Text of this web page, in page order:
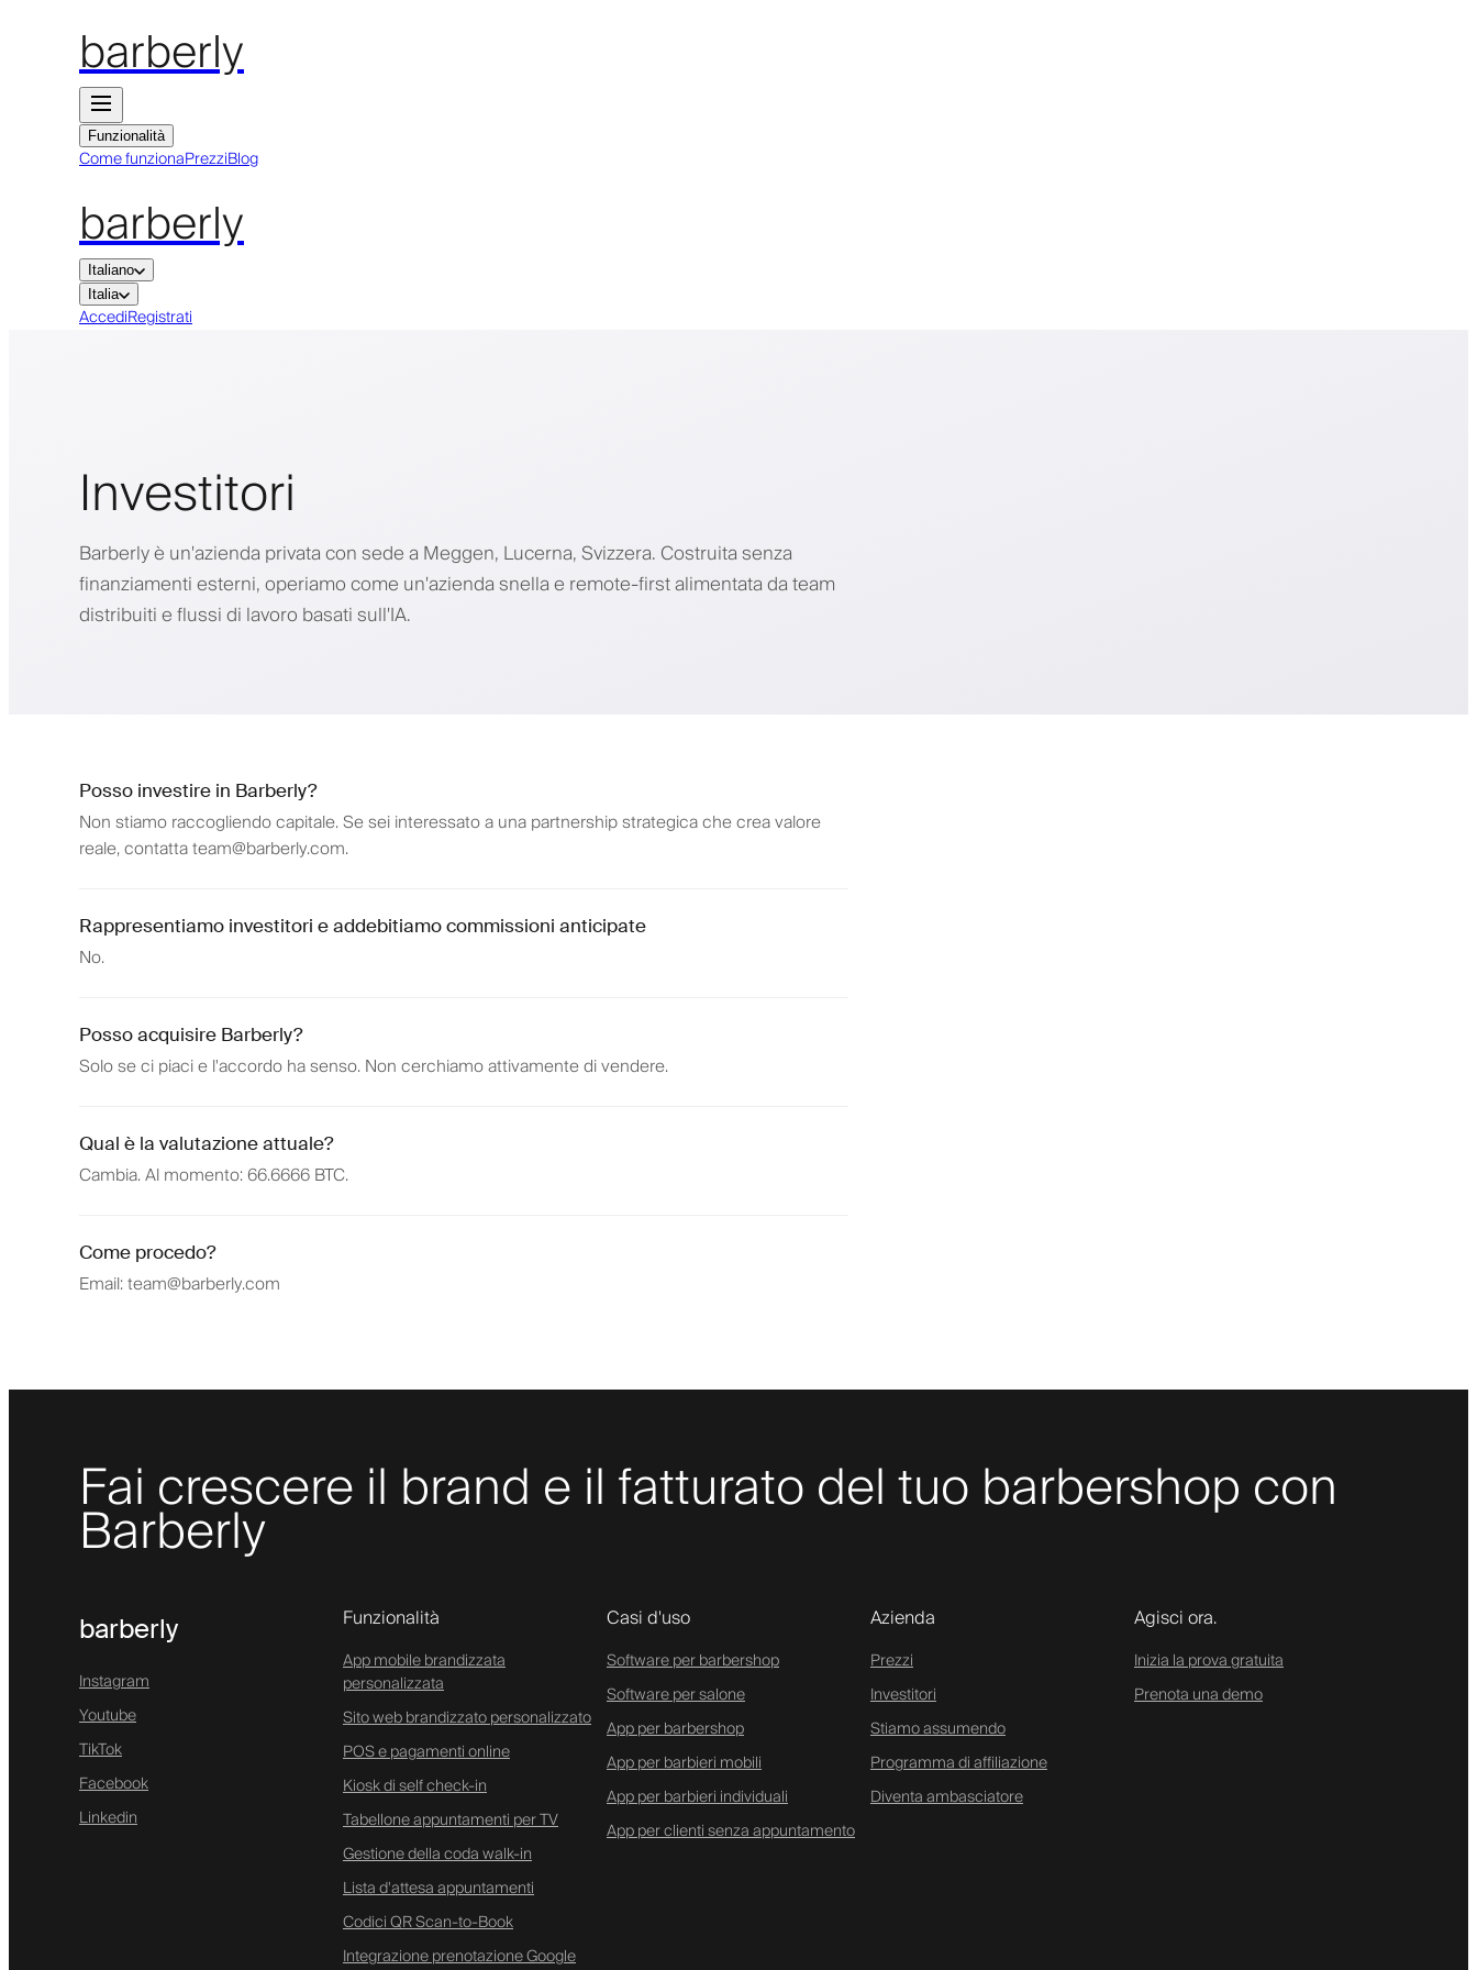
barberly
Funzionalità
Come funzionaPrezziBlog
barberly
Italiano
Italia
AccediRegistrati
Investitori
Barberly è un'azienda privata con sede a Meggen, Lucerna, Svizzera. Costruita senza
finanziamenti esterni, operiamo come un'azienda snella e remote-first alimentata da team
distribuiti e flussi di lavoro basati sull'IA.
Posso investire in Barberly?
Non stiamo raccogliendo capitale. Se sei interessato a una partnership strategica che crea valore
reale, contatta team@barberly.com.
Rappresentiamo investitori e addebitiamo commissioni anticipate
No.
Posso acquisire Barberly?
Solo se ci piaci e l'accordo ha senso. Non cerchiamo attivamente di vendere.
Qual è la valutazione attuale?
Cambia. Al momento: 66.6666 BTC.
Come procedo?
Email: team@barberly.com
Fai crescere il brand e il fatturato del tuo barbershop con
Barberly
barberly
Instagram
Youtube
TikTok
Facebook
Linkedin
Funzionalità
App mobile brandizzata
personalizzata
Sito web brandizzato personalizzato
POS e pagamenti online
Kiosk di self check-in
Tabellone appuntamenti per TV
Gestione della coda walk-in
Lista d'attesa appuntamenti
Codici QR Scan-to-Book
Integrazione prenotazione Google
Casi d'uso
Software per barbershop
Software per salone
App per barbershop
App per barbieri mobili
App per barbieri individuali
App per clienti senza appuntamento
Azienda
Prezzi
Investitori
Stiamo assumendo
Programma di affiliazione
Diventa ambasciatore
Agisci ora.
Inizia la prova gratuita
Prenota una demo